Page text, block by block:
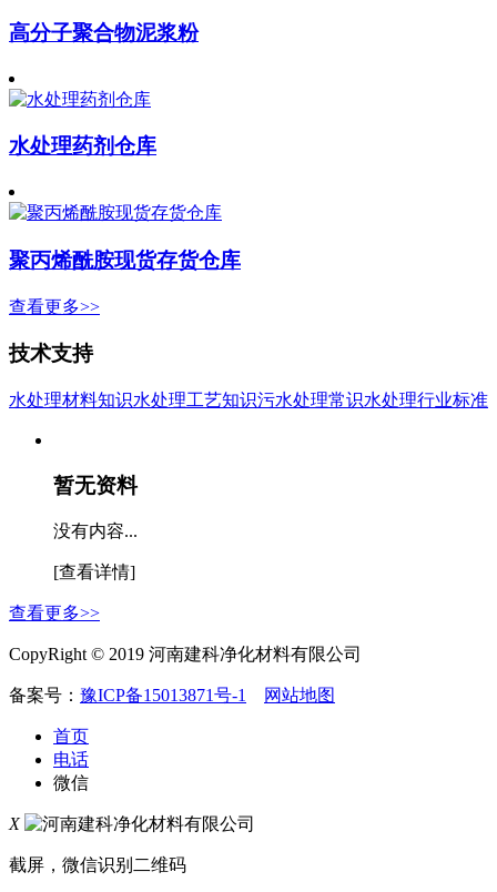
高分子聚合物泥浆粉
水处理药剂仓库
聚丙烯酰胺现货存货仓库
查看更多>>
技术支持
水处理材料知识水处理工艺知识污水处理常识水处理行业标准
暂无资料
没有内容...
[查看详情]
查看更多>>
CopyRight © 2019 河南建科净化材料有限公司
备案号： 豫ICP备15013871号-1 网站地图
首页
电话
微信
X
截屏，微信识别二维码